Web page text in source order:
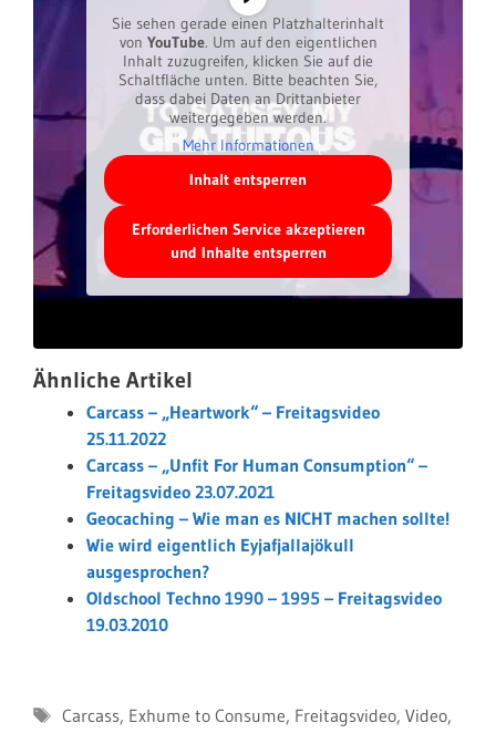
Sie sehen gerade einen Platzhalterinhalt
von YouTube. Um auf den eigentlichen
Inhalt zuzugreifen, klicken Sie auf die
Schaltfläche unten. Bitte beachten Sie,
dass dabei Daten an Drittanbieter
weitergegeben werden.
Mehr Informationen
Inhalt entsperren
Erforderlichen Service akzeptieren
und Inhalte entsperren
Ähnliche Artikel
Carcass – „Heartwork“ – Freitagsvideo
25.11.2022
Carcass – „Unfit For Human Consumption“ –
Freitagsvideo 23.07.2021
Geocaching – Wie man es NICHT machen sollte!
Wie wird eigentlich Eyjafjallajökull
ausgesprochen?
Oldschool Techno 1990 – 1995 – Freitagsvideo
19.03.2010
Schlagwörter
Carcass, Exhume to Consume, Freitagsvideo, Video,